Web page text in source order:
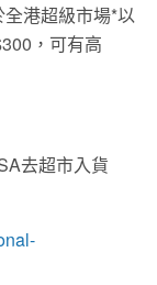
港超級市場*以
，可有高
去超市入貨